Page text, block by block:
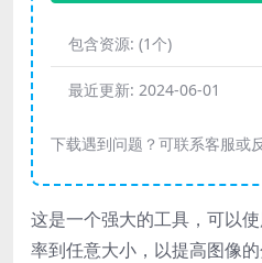
包含资源: (1个)
最近更新: 2024-06-01
下载遇到问题？可联系客服或
这是一个强大的工具，可以
率到任意大小，以提高图像